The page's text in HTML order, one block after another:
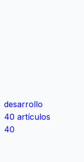
desarrollo
40 artículos
40